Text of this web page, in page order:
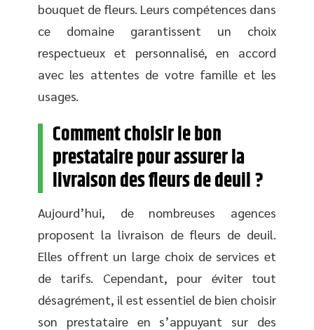
bouquet de fleurs. Leurs compétences dans
ce domaine garantissent un choix
respectueux et personnalisé, en accord
avec les attentes de votre famille et les
usages.
Comment choisir le bon
prestataire pour assurer la
livraison des fleurs de deuil ?
Aujourd’hui, de nombreuses agences
proposent la livraison de fleurs de deuil.
Elles offrent un large choix de services et
de tarifs. Cependant, pour éviter tout
désagrément, il est essentiel de bien choisir
son prestataire en s’appuyant sur des